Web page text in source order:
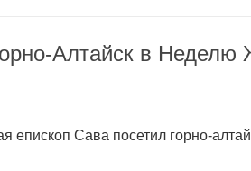
Алтайск в
епископ Сава посетил горно-